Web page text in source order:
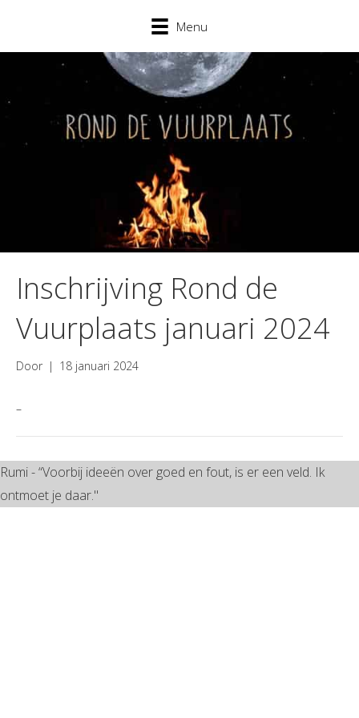
Menu
Inschrijving Rond de
Vuurplaats januari 2024
Door | 18 januari 2024
–
Rumi - “Voorbij ideeën over goed en fout, is er een veld. Ik
ontmoet je daar."